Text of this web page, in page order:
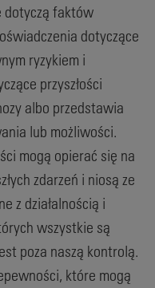
dotyczą faktów
dotyczące
ryzykiem i
przyszłości
albo przedstawia
lub możliwości.
mogą opierać się na
zdarzeń i niosą ze
z działalnością i
wszystkie są
poza naszą kontrolą.
które mogą